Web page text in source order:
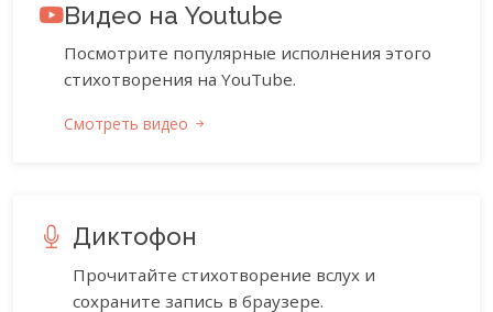
Видео на Youtube
Посмотрите популярные исполнения этого
стихотворения на YouTube.
Смотреть видео
Диктофон
Прочитайте стихотворение вслух и
сохраните запись в браузере.